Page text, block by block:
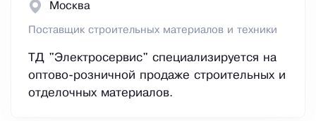
Москва
Поставщик строительных материалов и техники
ТД "Электросервис" специализируется на
оптово-розничной продаже строительных и
отделочных материалов.